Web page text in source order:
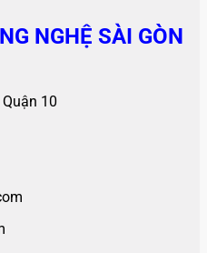
NGHỆ SÀI GÒN
10